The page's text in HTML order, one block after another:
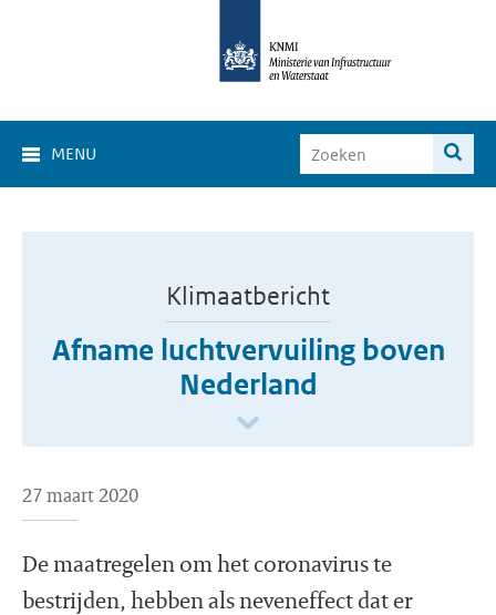
MENU
Klimaatbericht
Afname luchtvervuiling boven
Nederland
27 maart 2020
De maatregelen om het coronavirus te
bestrijden, hebben als neveneffect dat er